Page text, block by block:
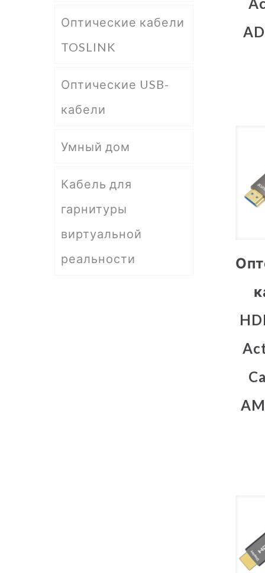
Оптические кабели
TOSLINK
Оптические USB-
кабели
Умный дом
Кабель для
гарнитуры
виртуальной
реальности